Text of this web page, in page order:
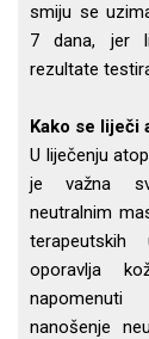
smiju se
7 dana, jer
rezultate
Kako se liječi
U liječenju
je važna
neutralnim
oporavlja
nanošenje